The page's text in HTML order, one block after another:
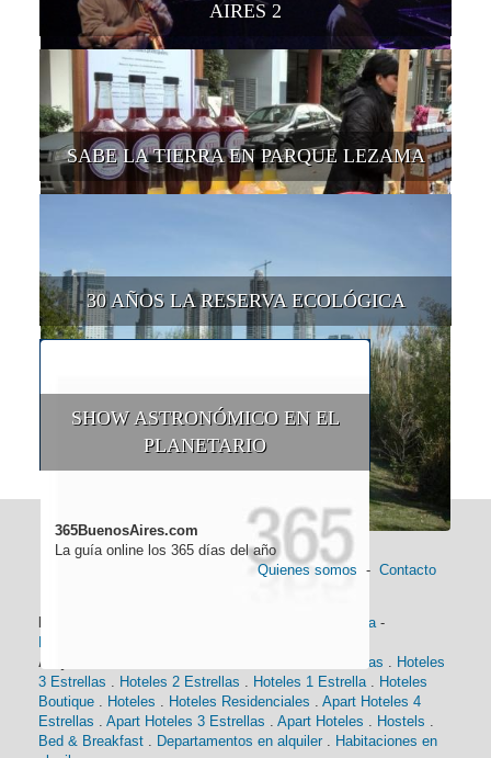
AIRES 2
SABE LA TIERRA EN PARQUE LEZAMA
30 AÑOS LA RESERVA ECOLÓGICA
SHOW ASTRONÓMICO EN EL
PLANETARIO
365BuenosAires.com
La guía online los 365 días del año
Quienes somos - Contacto
Historia-
Alojamiento:
Hoteles 4 Estrellas . Hoteles
3 Estrellas . Hoteles 2 Estrellas . Hoteles 1 Estrella. Hoteles
Boutique . Hoteles . Hoteles Residenciales . Apart Hoteles 4
Estrellas . Apart Hoteles 3 Estrellas . Apart Hoteles . Hostels .
Bed & Breakfast . Departamentos en alquiler . Habitaciones en